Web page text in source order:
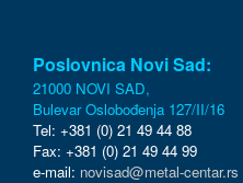
Poslovnica Novi Sad:
21000 NOVI SAD,
Bulevar Oslobođenja 127/II/16
Tel: +381 (0) 21 49 44 88
Fax: +381 (0) 21 49 44 99
e-mail: novisad@metal-centar.rs